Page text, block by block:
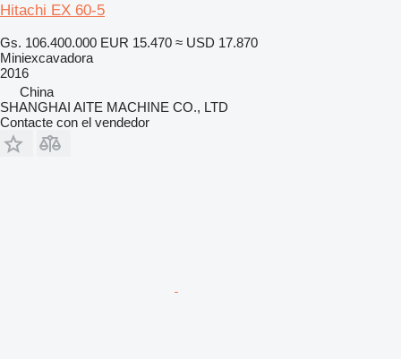
Hitachi EX 60-5
Gs. 106.400.000 EUR 15.470 ≈ USD 17.870
Miniexcavadora
2016
China
SHANGHAI AITE MACHINE CO., LTD
Contacte con el vendedor